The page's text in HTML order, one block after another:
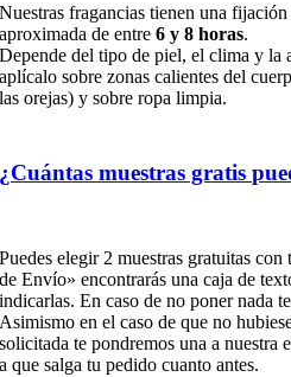
Nuestras fragancias tienen una
aproximada de entre6 y 8 horas.
Depende del tipo de piel, el clima y la
aplícalo sobre zonas calientes del
las orejas) y sobre ropa limpia.
¿Cuántas muestras gratis
Puedes elegir 2 muestras gratuitas
de Envío» encontrarás una caja de
indicarlas. En caso de no poner nada
Asimismo en el caso de que no
solicitada te pondremos una a nuestra
a que salga tu pedido cuanto antes.